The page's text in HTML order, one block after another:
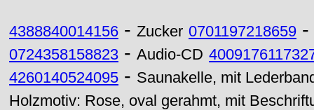
4388840014156 - Zucker 0701197218659 -
0724358158823 - Audio-CD
4260140524095 - Saunakelle, mit
Holzmotiv: Rose, oval gerahmt, mit